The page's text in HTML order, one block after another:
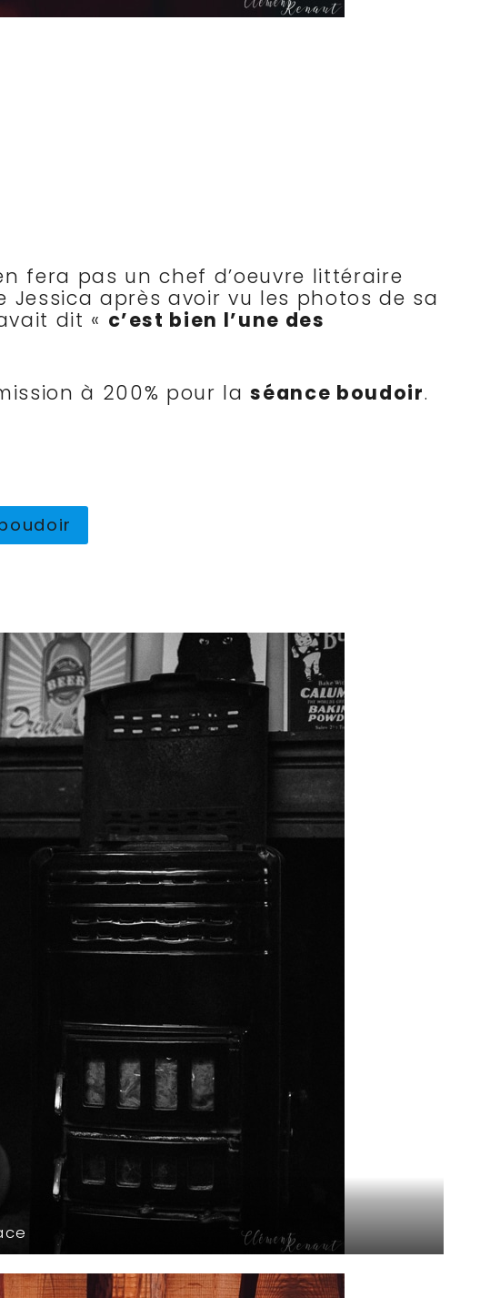
fera pas un chef d’oeuvre littéraire
après avoir vu les photos de sa
dit « c’est bien l’une des
à 200% pour laséance boudoir.